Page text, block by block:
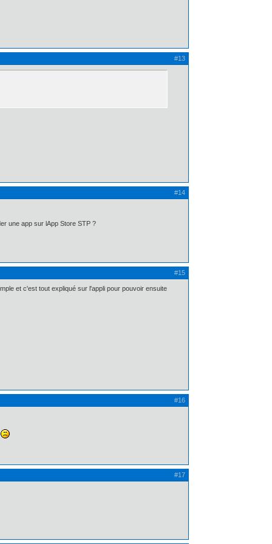
#13
#14
une app sur lApp Store STP ?
#15
et c'est tout expliqué sur l'appli pour pouvoir ensuite
#16
#17